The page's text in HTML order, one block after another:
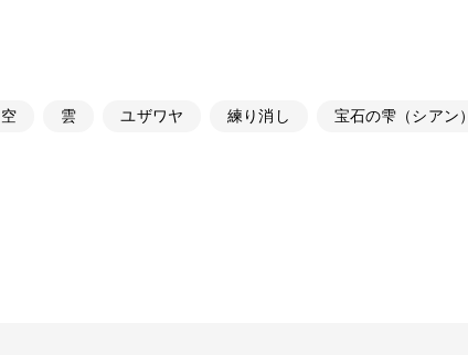
空 雲 ユザワヤ 練り消し 宝石の雫（シアン）